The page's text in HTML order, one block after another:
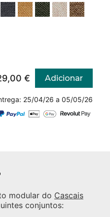
€ Adicionar
25/04/26 a 05/05/26
modular do Cascais
conjuntos: